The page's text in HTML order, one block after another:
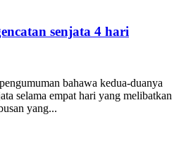
senjata 4 hari
bahawa kedua-duanya
selama empat hari yang melibatkan
yang...